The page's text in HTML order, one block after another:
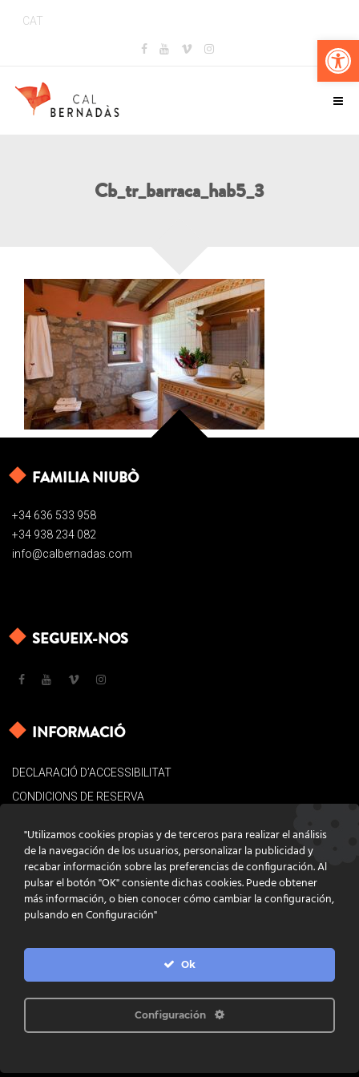
CAT
Cb_tr_barraca_hab5_3
FAMILIA NIUBÒ
+34 636 533 958
+34 938 234 082
info@calbernadas.com
SEGUEIX-NOS
INFORMACIÓ
DECLARACIÓ D’ACCESSIBILITAT
CONDICIONS DE RESERVA
POLÍTICA DE COOKIES
CONTACTE
PROGRAMACIÓ INFOACTIVA'T
"Utilizamos cookies propias y de terceros para realizar el análisis
de la navegación de los usuarios, personalizar la publicidad y
recabar información sobre las preferencias de configuración. Al
pulsar el botón "OK" consiente dichas cookies. Puede obtener
más información, o bien conocer cómo cambiar la configuración,
pulsando en Configuración"
Ok
Configuración